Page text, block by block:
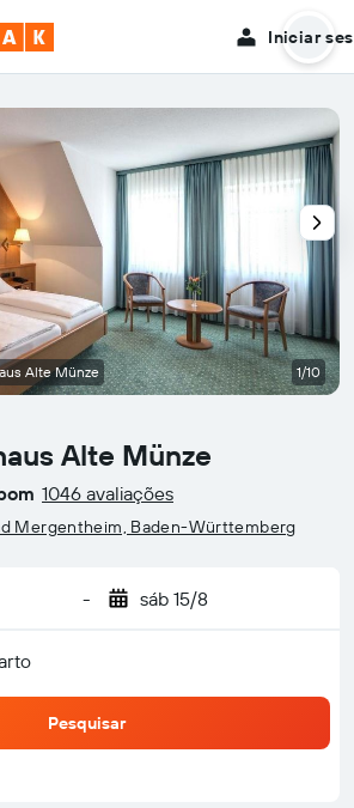
Iniciar
Alte Münze
1046 avaliações
Mergentheim, Baden-Württemberg
- sáb 15/8
Pesquisar
Alte Münze 1/10